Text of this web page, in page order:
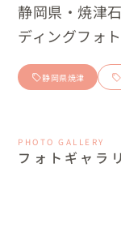
静岡県・焼津
ディングフォト
静岡県焼津
PHOTO GALLERY
フォトギャラ